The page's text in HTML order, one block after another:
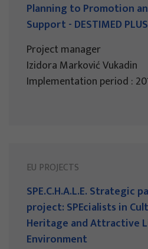
Planning to Promotion
Support - DESTIMED PLUS
Project manager
Izidora Marković Vukadin
Implementation period :
EU PROJECTS
SPE.C.H.A.L.E. Strategic
project: SPEcialists in
Heritage and Attractive
Environment